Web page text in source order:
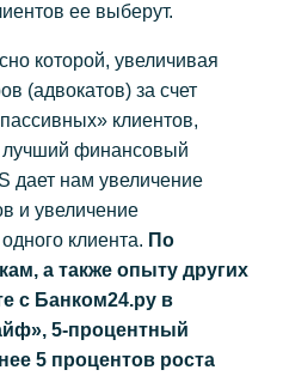
ее выберут.
которой, увеличивая
(адвокатов) за счет
клиентов,
лучший финансовый
дает нам увеличение
и увеличение
клиента. По
а также опыту других
с Банком24.ру в
5-процентный
5 процентов роста